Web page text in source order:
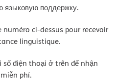
языковую поддержку.
numéro ci-dessus pour recevoir
linguistique.
số điện thoại ở trên để nhận
phí.